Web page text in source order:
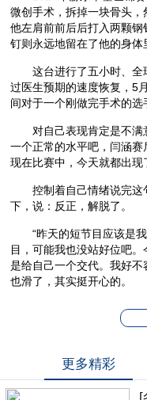
微创手术，拆掉一块骨头
他左肩前前后后打入两颗
钉则永远地留在了他的身体
这台进行了五小时、
过医生预期的速度恢复，5
间对于一个刚做完手术的选
对自己表现肯定是不
一个正常的水平吧，闫涵
现在比赛中，今天就都出现
控制着自己情绪说完
下，说：反正，解脱了。
“昨天的短节目应该是
目，可能我也没站好位吧
是给自己一个交代。我好
也滑了，其实挺开心的。
更多精彩